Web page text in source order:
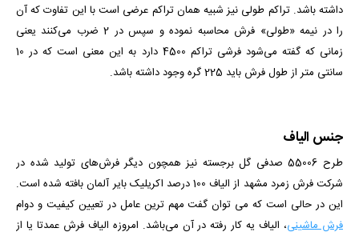
داشته باشد. تراکم طولی نیز شبیه همان تراکم عرضی است با این تفاوت که آن
را در نیمه «طولی» فرش محاسبه نموده و سپس در 2 ضرب می‌کنند یعنی
زمانی که گفته می‌شود فرشی تراکم 4500 دارد به این معنی است که در 10
سانتی متر از طول فرش باید 225 گره وجود داشته باشد.
جنس الیاف
طرح 55006 صدفی گل برجسته نیز همچون دیگر فرش‌های تولید شده در
شرکت فرش زمرد مشهد از الیاف 100 درصد اکریلیک بایر آلمان بافته شده است.
این در حالی است که می توان گفت مهم ترین عامل در تعیین کیفیت و دوام
فرش ماشینی، الیاف یه کار رفته در آن می‌باشد. امروزه الیاف فرش عمدتا یا از